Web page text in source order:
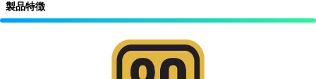
製品特徴